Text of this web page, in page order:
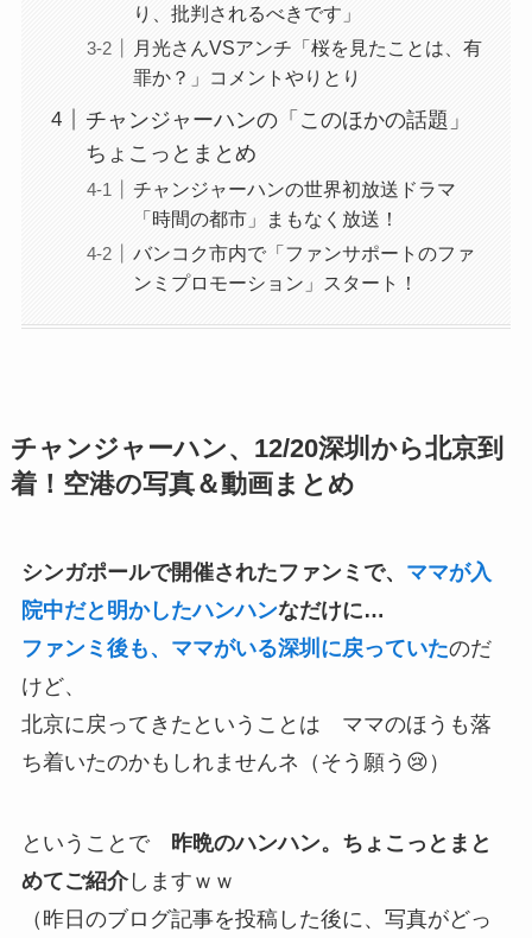
り、批判されるべきです」
月光さんVSアンチ「桜を見たことは、有
罪か？」コメントやりとり
チャンジャーハンの「このほかの話題」
ちょこっとまとめ
チャンジャーハンの世界初放送ドラマ
「時間の都市」まもなく放送！
バンコク市内で「ファンサポートのファ
ンミプロモーション」スタート！
チャンジャーハン、12/20深圳から北京到
着！空港の写真＆動画まとめ
シンガポールで開催されたファンミで、 ママが入
院中だと明かしたハンハンなだけに…
ファンミ後も、ママがいる深圳に戻っていたのだ
けど、
北京に戻ってきたということは ママのほうも落
ち着いたのかもしれませんネ（そう願う😢）
ということで 昨晩のハンハン。ちょこっとまと
めてご紹介しますｗｗ
（昨日のブログ記事を投稿した後に、写真がどっ